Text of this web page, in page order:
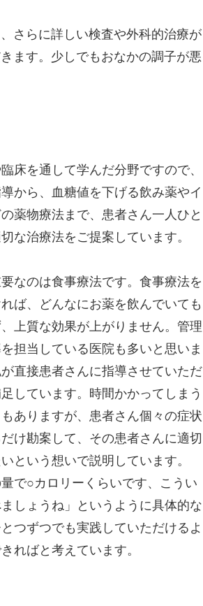
さらに詳しい検査や外科的治療が
ます。少しでもおなかの調子が悪
床を通して学んだ分野ですので、
から、血糖値を下げる飲み薬やイ
薬物療法まで、患者さん一人ひと
な治療法をご提案しています。
なのは食事療法です。食事療法を
ば、どんなにお薬を飲んでいても
上質な効果が上がりません。管理
担当している医院も多いと思いま
直接患者さんに指導させていただ
しています。時間かかってしまう
ありますが、患者さん個々の症状
け勘案して、その患者さんに適切
という想いで説明しています。
量で○カロリーくらいです、こうい
しょうね」というように具体的な
つずつでも実践していただけるよ
ればと考えています。